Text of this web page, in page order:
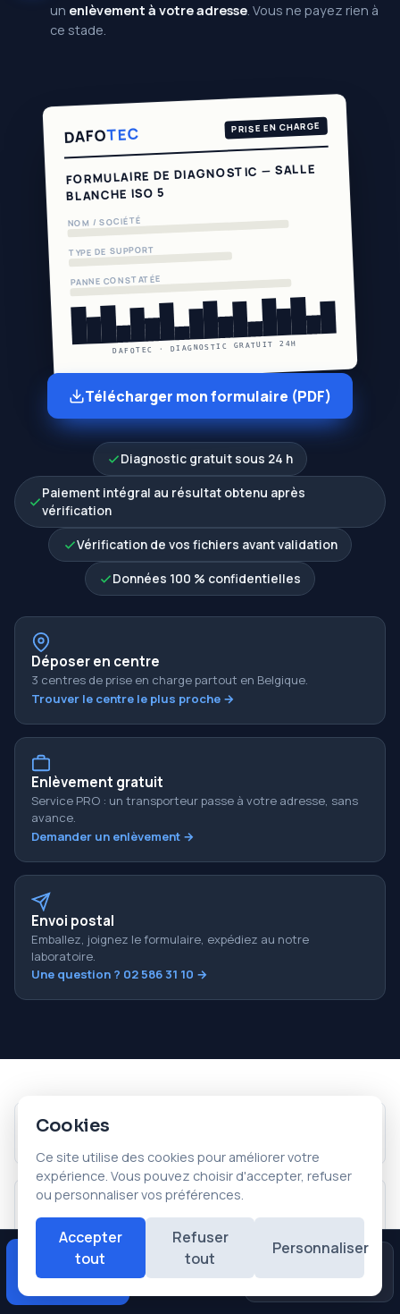
un enlèvement à votre adresse . Vous ne payez rien à
ce stade.
DAFOTEC PRISE EN CHARGE
FORMULAIRE DE DIAGNOSTIC — SALLE
BLANCHE ISO 5
NOM / SOCIÉTÉ
TYPE DE SUPPORT
PANNE CONSTATÉE
DAFOTEC · DIAGNOSTIC GRATUIT 24H
Télécharger mon formulaire (PDF)
Diagnostic gratuit sous 24 h
Paiement intégral au résultat obtenu après
vérification
Vérification de vos fichiers avant validation
Données 100 % confidentielles
Déposer en centre
3 centres de prise en charge partout en Belgique.
Trouver le centre le plus proche →
Enlèvement gratuit
Service PRO : un transporteur passe à votre adresse, sans
avance.
Demander un enlèvement →
Envoi postal
Emballez, joignez le formulaire, expédiez au notre
laboratoire.
Une question ? 02 586 31 10 →
Disque dur HS
Serveur RAID
RAID 0, 5, 6, 10 Synology, QNAP, Netgear
Smartphone
iPhone, Samsung, Android
Mac / MacBook
Puce T2, M1, M2
Cookies
Ce site utilise des cookies pour améliorer votre
expérience. Vous pouvez choisir d'accepter, refuser
ou personnaliser vos préférences.
Accepter
tout
Refuser
tout
Personnaliser
Diagnostic
gratuit
Google